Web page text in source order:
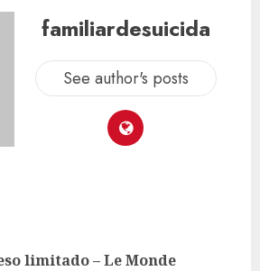
familiardesuicida
See author's posts
limitado – Le Monde